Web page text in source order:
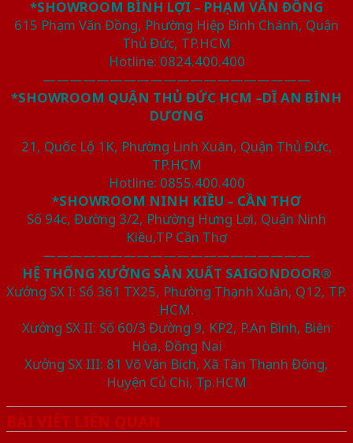
*SHOWROOM BÌNH LỢI – PHẠM VĂN ĐỒNG
615 Phạm Văn Đồng, Phường Hiệp Bình Chánh, Quận
Thủ Đức, TP.HCM
Hotline: 0824.400.400
————————————————————
*SHOWROOM QUẬN THỦ ĐỨC HCM –DĨ AN BÌNH
DƯƠNG
21, Quốc Lộ 1K, Phường Linh Xuân, Quận Thủ Đức,
TP.HCM
Hotline: 0855.400.400
*SHOWROOM NINH KIỀU – CẦN THƠ
Số 94c, Đường 3/2, Phường Hưng Lợi, Quận Ninh
Kiều,TP Cần Thơ
————————————————————
HỆ THỐNG XƯỞNG SẢN XUẤT SAIGONDOOR®
Xưởng SX I: Số 361 TX25, Phường Thạnh Xuân, Q12, TP.
HCM.
Xưởng SX II: Số 60/3 Đường 9, KP2, P.An Bình, Biên
Hòa, Đồng Nai
Xưởng SX III: 81 Võ Văn Bích, Xã Tân Thạnh Đông,
Huyện Củ Chi, Tp.HCM
BÀI VIẾT LIÊN QUAN